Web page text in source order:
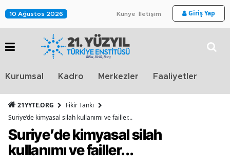
10 Ağustos 2026 Künye İletişim Giriş Yap
Kurumsal Kadro Merkezler Faaliyetler
21YYTE.ORG
Fikir Tankı
Suriye’de kimyasal silah kullanımı ve failler...
Suriye’de kimyasal silah
kullanımı ve failler...